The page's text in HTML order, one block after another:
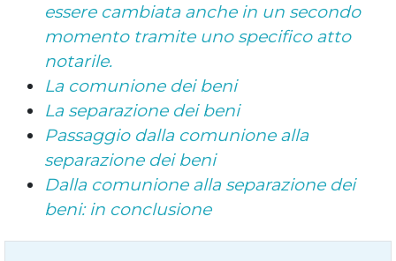
essere cambiata anche in un secondo
momento tramite uno specifico atto
notarile.
La comunione dei beni
La separazione dei beni
Passaggio dalla comunione alla
separazione dei beni
Dalla comunione alla separazione dei
beni: in conclusione